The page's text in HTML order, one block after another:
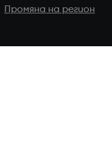
Промяна на регион